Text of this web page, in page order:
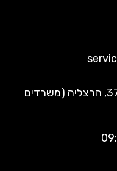
רח' חבצלת השרון 37, הרצליה (משרדים